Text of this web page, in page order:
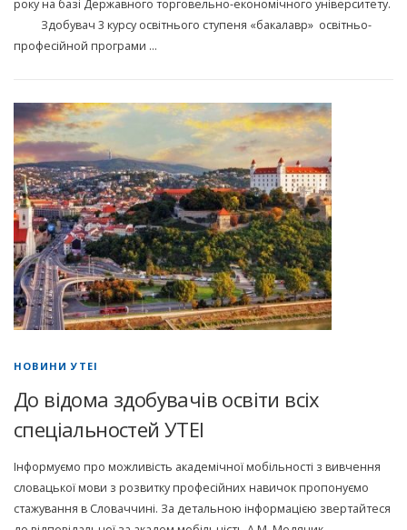
року на базі Державного торговельно-економічного університету.
Здобувач 3 курсу освітнього ступеня «бакалавр» освітньо-
професійной програми …
НОВИНИ УТЕІ
До відома здобувачів освіти всіх
спеціальностей УТЕІ
Інформуємо про можливість академічної мобільності з вивчення
словацької мови з розвитку професійних навичок пропонуємо
стажування в Словаччині. За детальною інформацією звертайтеся